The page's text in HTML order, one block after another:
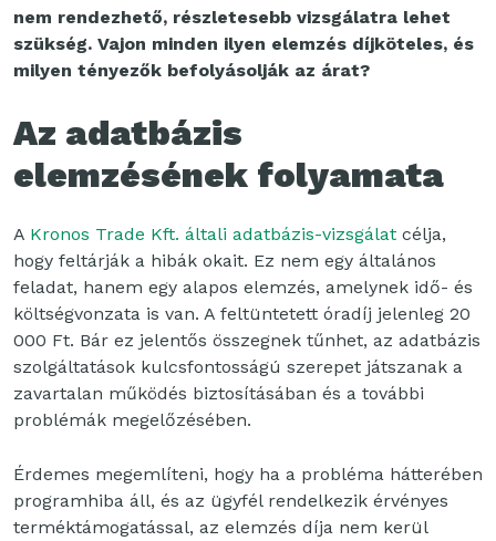
nem rendezhető, részletesebb vizsgálatra lehet
szükség. Vajon minden ilyen elemzés díjköteles, és
milyen tényezők befolyásolják az árat?
Az adatbázis
elemzésének folyamata
A Kronos Trade Kft. általi adatbázis-vizsgálat célja,
hogy feltárják a hibák okait. Ez nem egy általános
feladat, hanem egy alapos elemzés, amelynek idő- és
költségvonzata is van. A feltüntetett óradíj jelenleg 20
000 Ft. Bár ez jelentős összegnek tűnhet, az adatbázis
szolgáltatások kulcsfontosságú szerepet játszanak a
zavartalan működés biztosításában és a további
problémák megelőzésében.
Érdemes megemlíteni, hogy ha a probléma hátterében
programhiba áll, és az ügyfél rendelkezik érvényes
terméktámogatással, az elemzés díja nem kerül